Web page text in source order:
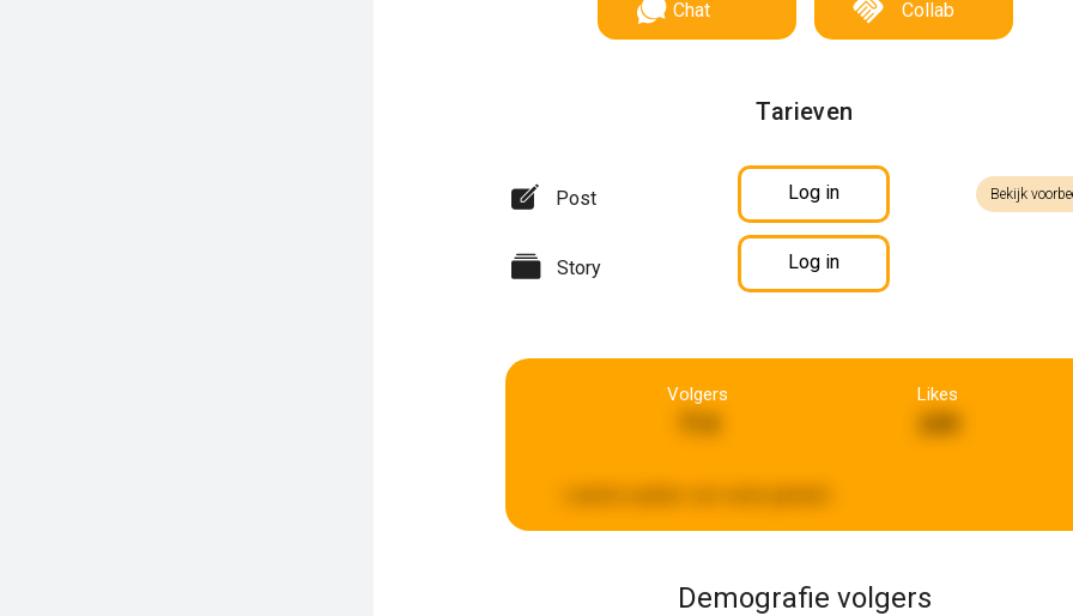
Chat Collab
Tarieven
Post Log in Bekijk
Story Log in
Volgers Likes
Demografie volgers